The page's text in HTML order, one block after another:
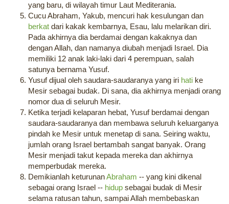
yang baru, di wilayah timur Laut Mediterania.
Cucu Abraham, Yakub, mencuri hak kesulungan dan
berkat dari kakak kembarnya, Esau, lalu melarikan diri.
Pada akhirnya dia berdamai dengan kakaknya dan
dengan Allah, dan namanya diubah menjadi Israel. Dia
memiliki 12 anak laki-laki dari 4 perempuan, salah
satunya bernama Yusuf.
Yusuf dijual oleh saudara-saudaranya yang iri hati ke
Mesir sebagai budak. Di sana, dia akhirnya menjadi orang
nomor dua di seluruh Mesir.
Ketika terjadi kelaparan hebat, Yusuf berdamai dengan
saudara-saudaranya dan membawa seluruh keluarganya
pindah ke Mesir untuk menetap di sana. Seiring waktu,
jumlah orang Israel bertambah sangat banyak. Orang
Mesir menjadi takut kepada mereka dan akhirnya
memperbudak mereka.
Demikianlah keturunanAbraham -- yang kini dikenal
sebagai orang Israel -- hidup sebagai budak di Mesir
selama ratusan tahun, sampai Allah membebaskan